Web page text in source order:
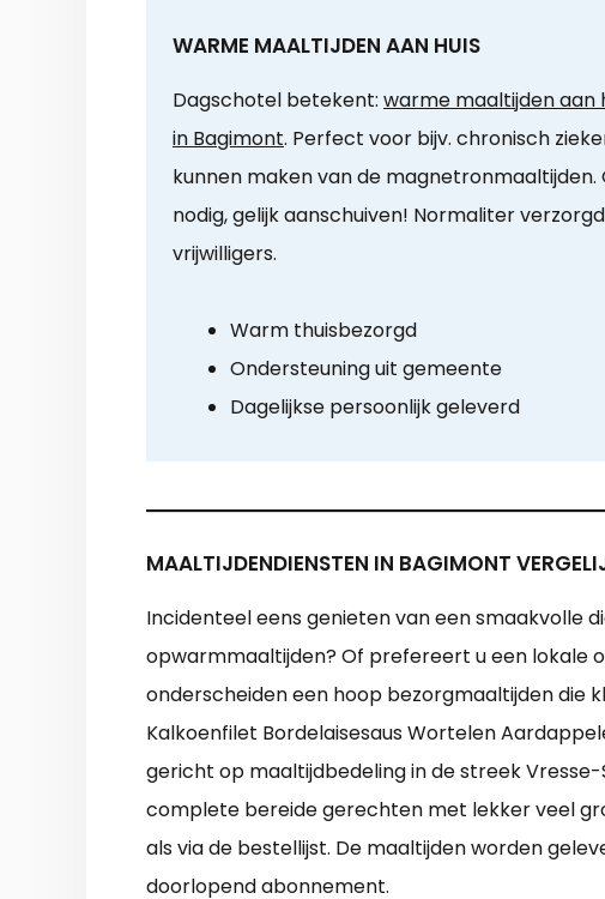
WARME MAALTIJDEN AAN HUIS
Dagschotel betekent: warme maaltijden aan
in Bagimont. Perfect voor bijv. chronisch
kunnen maken van de
nodig, gelijk aanschuiven! Normaliter
vrijwilligers.
Warm thuisbezorgd
Ondersteuning uit gemeente
Dagelijkse persoonlijk geleverd
MAALTIJDENDIENSTEN IN BAGIMONT
Incidenteel eens genieten van een smaakvolle
opwarmmaaltijden? Of prefereert u een lokale
onderscheiden een hoop bezorgmaaltijden die
Kalkoenfilet Bordelaisesaus Wortelen
gericht op maaltijdbedeling in de streek
complete bereide gerechten met lekker veel
als via de bestellijst. De maaltijden worden
doorlopend abonnement.